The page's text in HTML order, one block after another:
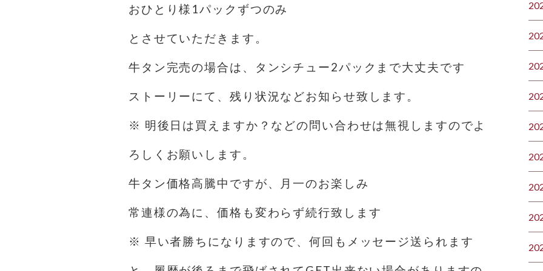
おひとり様1パックずつのみ
とさせていただきます。
牛タン完売の場合は、タンシチュー2パックまで大丈夫です
ストーリーにて、残り状況などお知らせ致します。
※ 明後日は買えますか？などの問い合わせは無視しますので️よ
ろしくお願いします。
牛タン価格高騰中ですが、月一のお楽しみ
常連様の為に、価格も変わらず続行致します️
※ 早い者勝ちになりますので、何回もメッセージ送られます